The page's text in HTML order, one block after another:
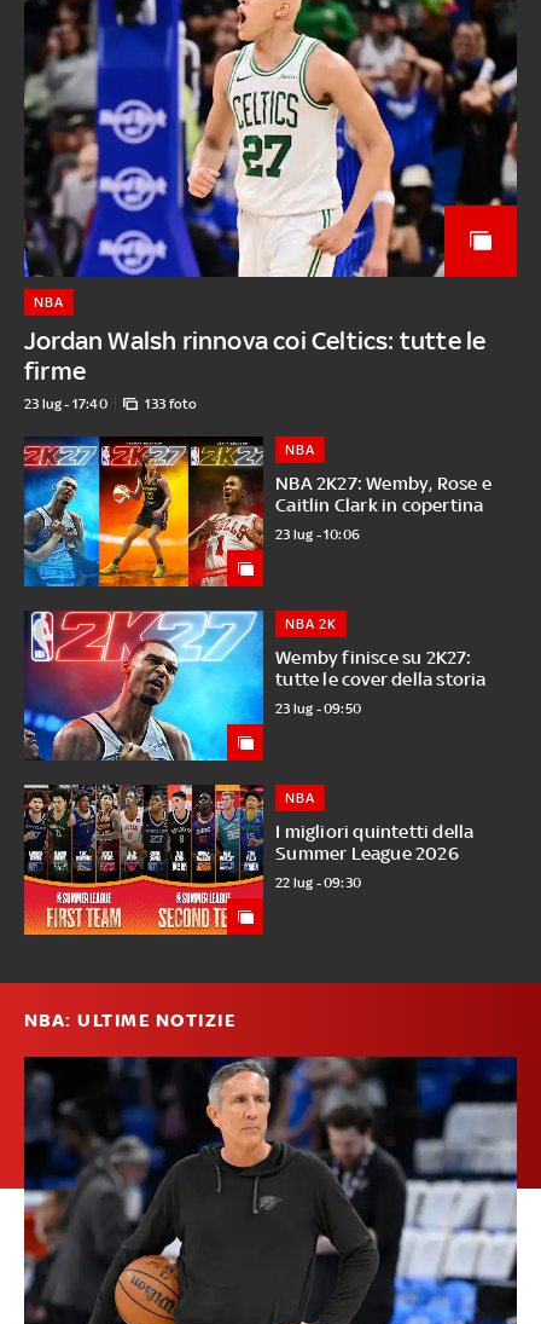
Jordan Walsh rinnova coi Celtics: tutte le
firme
NBA
23 lug - 17:40 133 foto
NBA 2K27: Wemby, Rose e
Caitlin Clark in copertina
NBA
23 lug - 10:06
Wemby finisce su 2K27:
tutte le cover della storia
NBA 2K
23 lug - 09:50
I migliori quintetti della
Summer League 2026
NBA
22 lug - 09:30
NBA: ULTIME NOTIZIE